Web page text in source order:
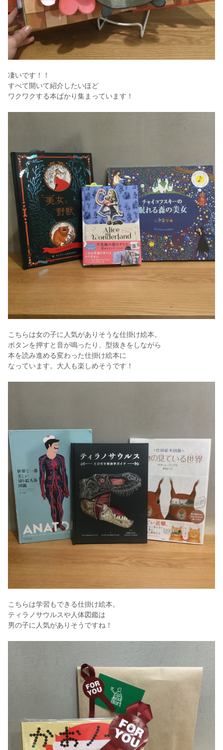
凄いです！！
すべて開いて紹介したいほど
ワクワクする本ばかり集まっています！
こちらは女の子に人気がありそうな仕掛け絵本。
ボタンを押すと音が鳴ったり、型抜きをしながら
本を読み進める変わった仕掛け絵本に
なっています。大人も楽しめそうです！
こちらは学習もできる仕掛け絵本。
ティラノサウルスや人体図鑑は
男の子に人気がありそうですね！